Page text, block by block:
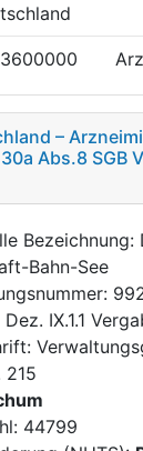
–
Abs.8
Bezeichnung:
Bahn-See
IX.1.1
215
44799